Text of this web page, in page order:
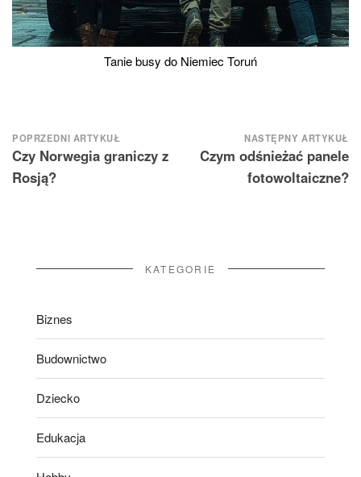
Tanie busy do Niemiec Toruń
Nawigacja
wpisu
POPRZEDNI ARTYKUŁ
Czy Norwegia graniczy z
Rosją?
NASTĘPNY ARTYKUŁ
Czym odśnieżać panele
fotowoltaiczne?
KATEGORIE
Biznes
Budownictwo
Dziecko
Edukacja